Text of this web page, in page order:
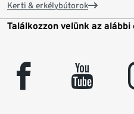
Kerti & erkélybútorok
Találkozzon velünk az
facebook youtube